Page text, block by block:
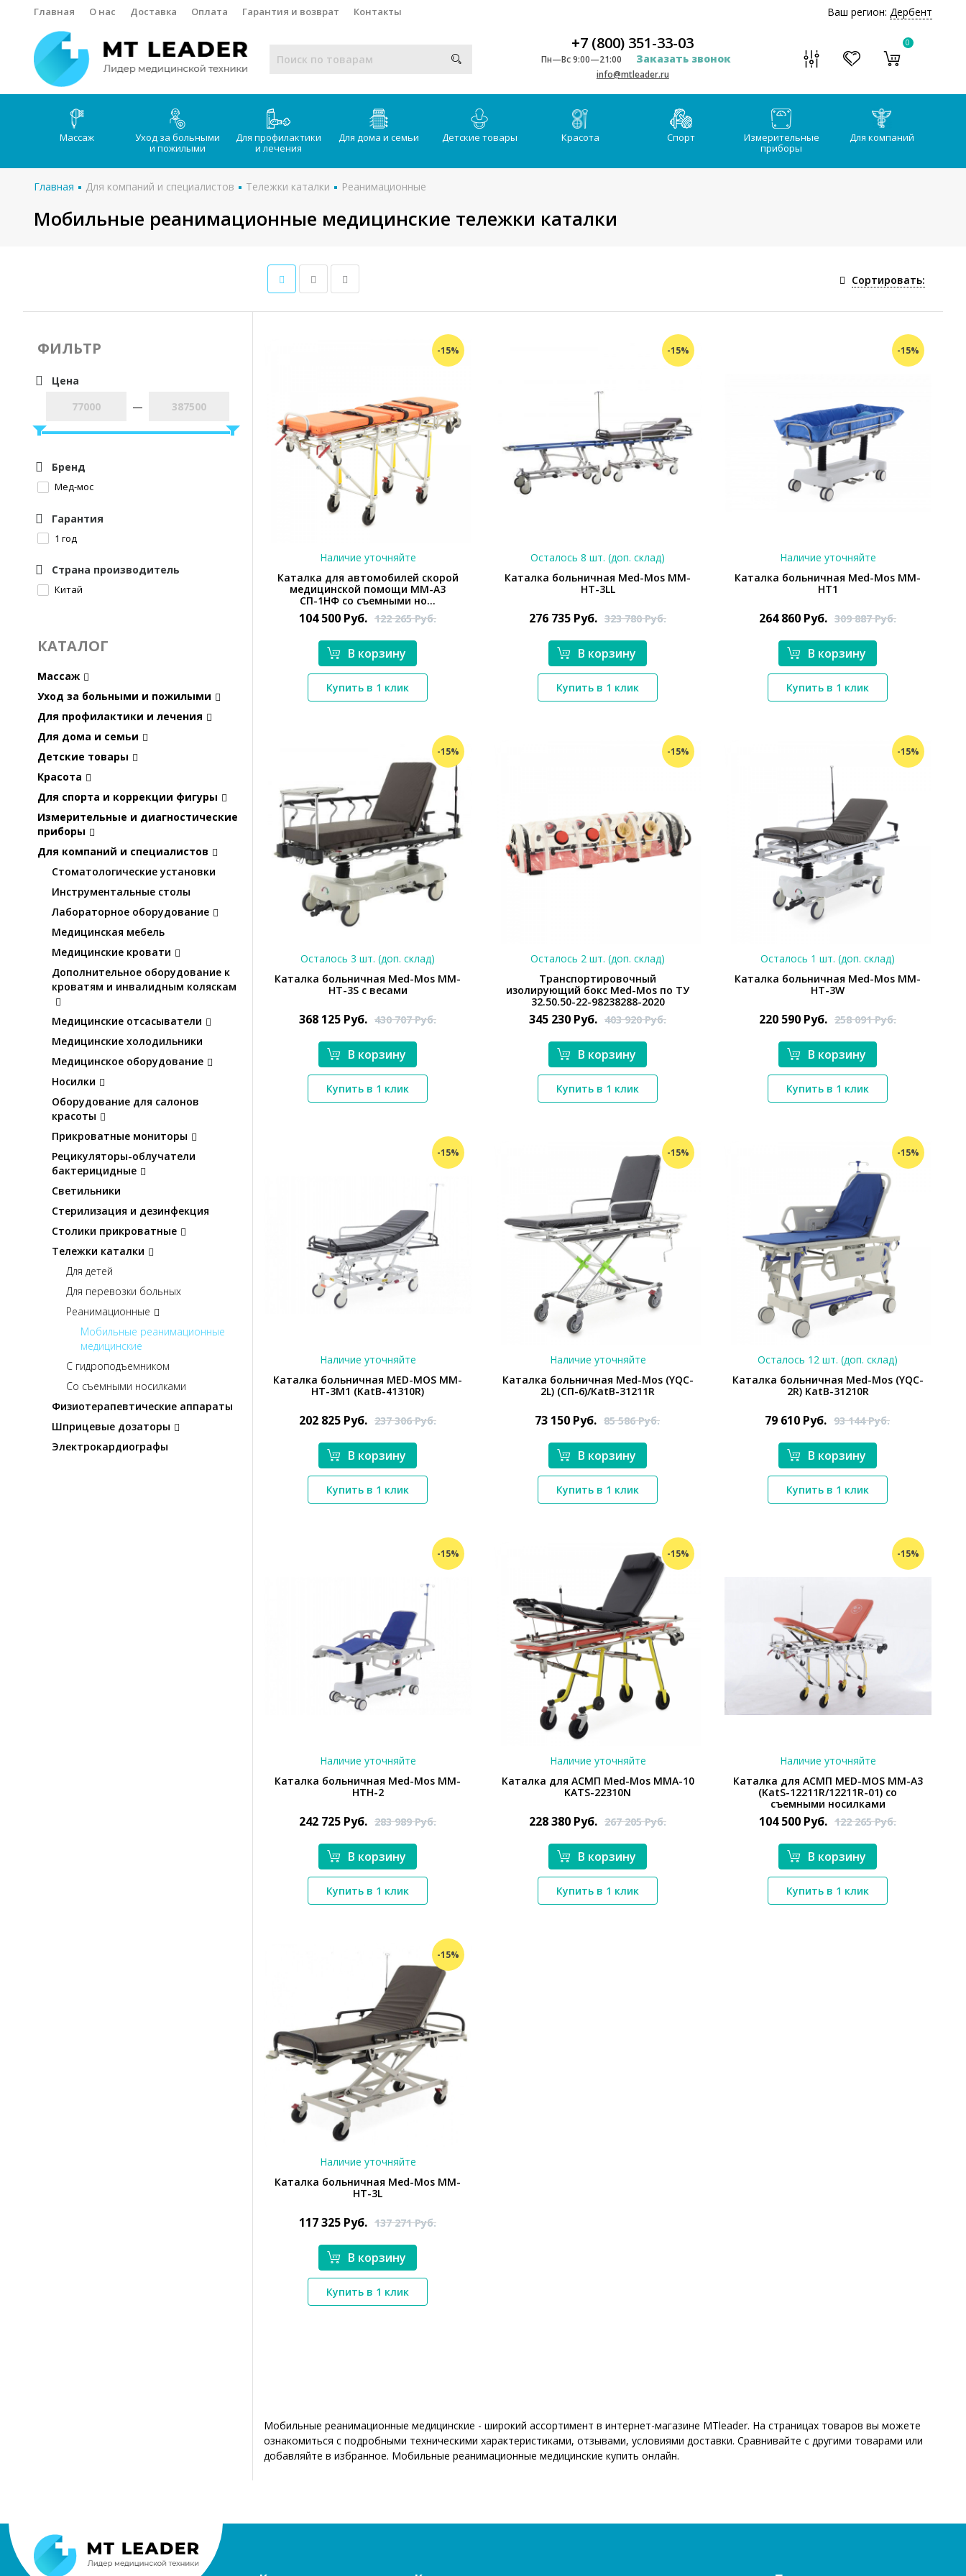
Главная О нас Доставка Оплата Гарантия и возврат Контакты Ваш регион: Дербент
+7 (800) 351-33-03
Пн—Вс 9:00—21:00 Заказать звонок
info@mtleader.ru
0
Массаж
Уход за больными
и пожилыми
Для профилактики
и лечения
Для дома и семьи Детские товары Красота Спорт
Измерительные
приборы
Для компаний
Главная Для компаний и специалистов Тележки каталки Реанимационные
Мобильные реанимационные медицинские тележки каталки
Сортировать:
ФИЛЬТР
Цена
—
Бренд
Мед-мос
Гарантия
1 год
Страна производитель
Китай
КАТАЛОГ
Массаж
Уход за больными и пожилыми
Для профилактики и лечения
Для дома и семьи
Детские товары
Красота
Для спорта и коррекции фигуры
Измерительные и диагностические
приборы
Для компаний и специалистов
Стоматологические установки
Инструментальные столы
Лабораторное оборудование
Медицинская мебель
Медицинские кровати
Дополнительное оборудование к
кроватям и инвалидным коляскам
Медицинские отсасыватели
Медицинские холодильники
Медицинское оборудование
Носилки
Оборудование для салонов
красоты
Прикроватные мониторы
Рецикуляторы-облучатели
бактерицидные
Светильники
Стерилизация и дезинфекция
Столики прикроватные
Тележки каталки
Для детей
Для перевозки больных
Реанимационные
Мобильные реанимационные
медицинские
С гидроподъемником
Со съемными носилками
Физиотерапевтические аппараты
Шприцевые дозаторы
Электрокардиографы
-15%
*}
Наличие уточняйте
Каталка для автомобилей скорой
медицинской помощи ММ-А3
СП-1НФ со съемными но...
104 500 Руб. 122 265Руб.
В корзину
Купить в 1 клик
-15%
*}
Осталось 8 шт. (доп. склад)
Каталка больничная Med-Mos ММ-
НТ-3LL
276 735 Руб. 323 780Руб.
В корзину
Купить в 1 клик
-15%
*}
Наличие уточняйте
Каталка больничная Med-Mos ММ-
НТ1
264 860 Руб. 309 887Руб.
В корзину
Купить в 1 клик
-15%
*}
Осталось 3 шт. (доп. склад)
Каталка больничная Med-Mos ММ-
НТ-3S с весами
368 125 Руб. 430 707Руб.
В корзину
Купить в 1 клик
-15%
*}
Осталось 2 шт. (доп. склад)
Транспортировочный
изолирующий бокс Med-Mos по ТУ
32.50.50-22-98238288-2020
345 230 Руб. 403 920Руб.
В корзину
Купить в 1 клик
-15%
*}
Осталось 1 шт. (доп. склад)
Каталка больничная Med-Mos ММ-
НТ-3W
220 590 Руб. 258 091Руб.
В корзину
Купить в 1 клик
-15%
*}
Наличие уточняйте
Каталка больничная MED-MOS ММ-
НТ-3М1 (KatB-41310R)
202 825 Руб. 237 306Руб.
В корзину
Купить в 1 клик
-15%
*}
Наличие уточняйте
Каталка больничная Med-Mos (YQC-
2L) (СП-6)/KatB-31211R
73 150 Руб. 85 586Руб.
В корзину
Купить в 1 клик
-15%
*}
Осталось 12 шт. (доп. склад)
Каталка больничная Med-Mos (YQC-
2R) KatB-31210R
79 610 Руб. 93 144Руб.
В корзину
Купить в 1 клик
-15%
*}
Наличие уточняйте
Каталка больничная Med-Mos ММ-
НТH-2
242 725 Руб. 283 989Руб.
В корзину
Купить в 1 клик
-15%
*}
Наличие уточняйте
Каталка для АСМП Med-Mos ММА-10
KATS-22310N
228 380 Руб. 267 205Руб.
В корзину
Купить в 1 клик
-15%
*}
Наличие уточняйте
Каталка для АСМП MED-MOS ММ-А3
(KatS-12211R/12211R-01) со
съемными носилками
104 500 Руб. 122 265Руб.
В корзину
Купить в 1 клик
-15%
*}
Наличие уточняйте
Каталка больничная Med-Mos ММ-
НТ-3L
117 325 Руб. 137 271Руб.
В корзину
Купить в 1 клик
Мобильные реанимационные медицинские - широкий ассортимент в интернет-магазине MTleader. На страницах товаров вы можете
ознакомиться с подробными техническими характеристиками, отзывами, условиями доставки. Сравнивайте с другими товарами или
добавляйте в избранное. Мобильные реанимационные медицинские купить онлайн.